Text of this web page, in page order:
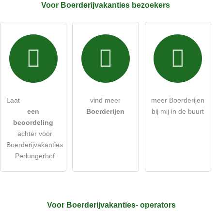
E-mailadres (wordt niet gepubliceerd)
Ik accepteer hierbij dealgemene voorwaarden.
stel een publieke vraag Annuleren
Let op: openbare vragen zijn
Klik hier om een
Boerderijvakanties-invoer
Voor Boerderijvakanties bezoekers
Laat
een
beoordeling
achter voor
Boerderijvakanties
Perlungerhof
vind meer
Boerderijen
meer Boerderijen
bij mij in de buurt
Voor Boerderijvakanties- operators